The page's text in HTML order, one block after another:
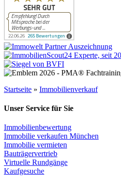
Startseite » Immobilienverkauf
Unser Service für Sie
Immobilienbewertung
Immobilie verkaufen München
Immobilie vermieten
Bauträgervertrieb
Virtuelle Rundgänge
Kaufgesuche